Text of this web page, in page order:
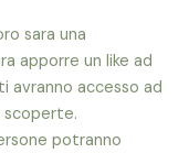
sara una
apporre un like ad
avranno accesso ad
potranno